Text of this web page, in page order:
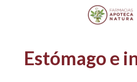
Main Navigation
Estómago e